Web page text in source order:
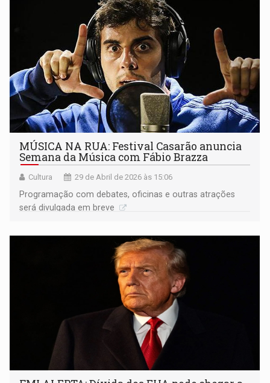
MÚSICA NA RUA: Festival Casarão anuncia
Semana da Música com Fábio Brazza
Cultura 29 de Abril de 2026 às 15:06
Programação com debates, oficinas e outras atrações
será divulgada em breve